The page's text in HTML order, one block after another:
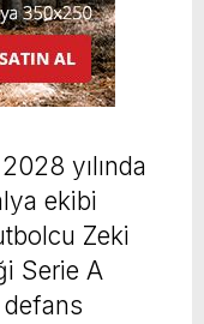
yılında
ekibi
Zeki
Serie A